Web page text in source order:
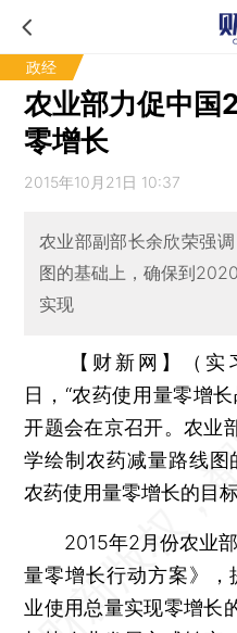
政经
农业部力促中
零增长
2015年10月21日 10:37
农业部副部长余欣荣强
图的基础上，确保到
实现
【财新网】（实
日，“农药使用量零增
开题会在京召开。农业
学绘制农药减量路线
农药使用量零增长的目标
2015年2月份农业部
量零增长行动方案》
业使用总量实现零增长